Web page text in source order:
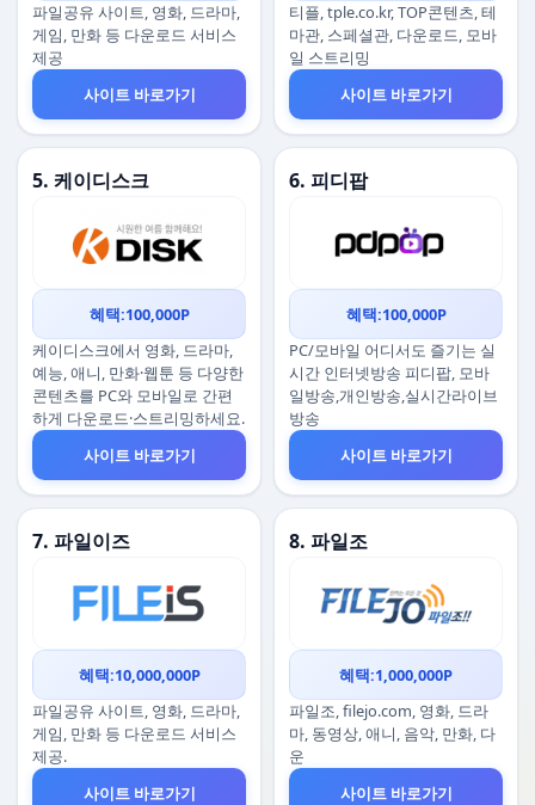
파일공유 사이트, 영화, 드라마,
게임, 만화 등 다운로드 서비스
제공
사이트 바로가기
티플, tple.co.kr, TOP콘텐츠, 테
마관, 스페셜관, 다운로드, 모바
일 스트리밍
사이트 바로가기
5. 케이디스크
혜택:100,000P
케이디스크에서 영화, 드라마,
예능, 애니, 만화·웹툰 등 다양한
콘텐츠를 PC와 모바일로 간편
하게 다운로드·스트리밍하세요.
사이트 바로가기
6. 피디팝
혜택:100,000P
PC/모바일 어디서도 즐기는 실
시간 인터넷방송 피디팝, 모바
일방송,개인방송,실시간라이브
방송
사이트 바로가기
7. 파일이즈
혜택:10,000,000P
파일공유 사이트, 영화, 드라마,
게임, 만화 등 다운로드 서비스
제공.
사이트 바로가기
8. 파일조
혜택:1,000,000P
파일조, filejo.com, 영화, 드라
마, 동영상, 애니, 음악, 만화, 다
운
사이트 바로가기